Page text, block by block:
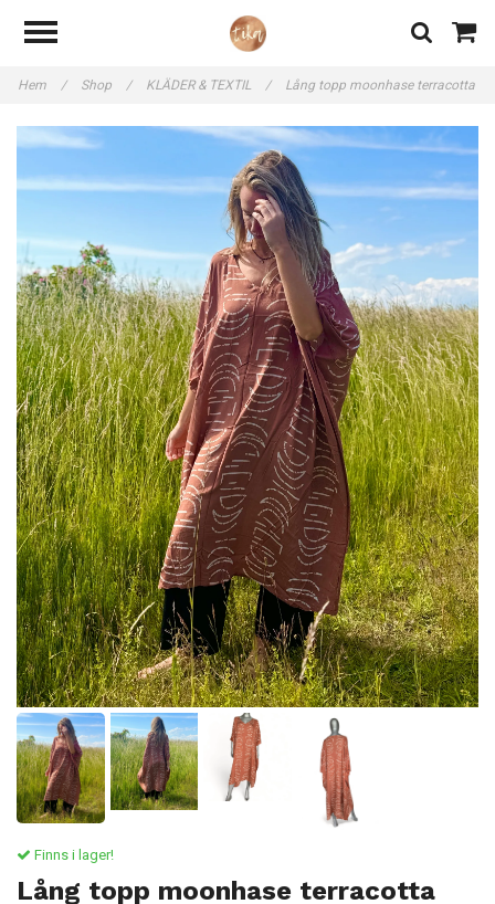
Hem / Shop / KLÄDER & TEXTIL / Lång topp moonhase terracotta
Finns i lager!
Lång topp moonhase terracotta